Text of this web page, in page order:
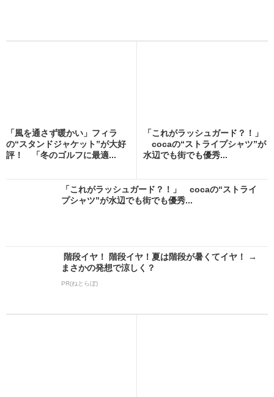
「風を通さず暖かい」フィラ
の“スタンドジャケット”が大好
評！ 「冬のゴルフに最適...
「これがラッシュガード？！」
cocaの“ストライプシャツ”が
水辺でも街でも優秀...
「これがラッシュガード？！」 cocaの“ストライ
プシャツ”が水辺でも街でも優秀...
階段イヤ！ 階段イヤ！夏は階段が暑くてイヤ！ →
まさかの発想で涼しく？
PR(ねとらぼ)